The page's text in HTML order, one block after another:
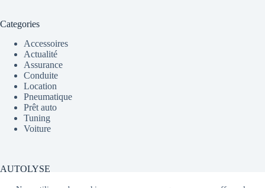
Categories
Accessoires
Actualité
Assurance
Conduite
Location
Pneumatique
Prêt auto
Tuning
Voiture
AUTOLYSE